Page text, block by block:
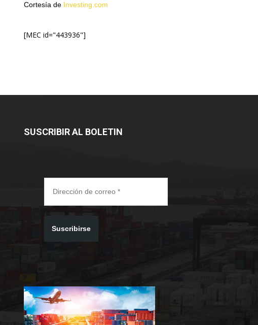
Cortesía de Investing.com
[MEC id="443936"]
SUSCRIBIR AL BOLETIN
Suscribirse